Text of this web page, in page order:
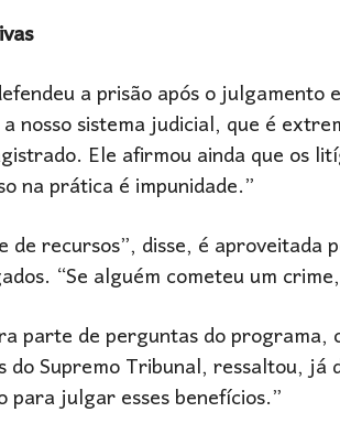
a prisão após o
nosso sistema judicial, que é
Ele afirmou ainda que os
na prática é impunidade.”
de recursos”, disse, é
“Se alguém cometeu um
parte de perguntas do
do Supremo Tribunal, ressaltou,
para julgar esses benefícios.”